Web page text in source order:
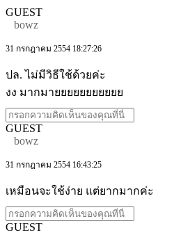
GUEST
bowz
31 กรกฎาคม 2554 18:27:26
ปล. ไม่มีวิธีใช้ด้วยค่ะ
งง มากมายยยยยยยยยยย
GUEST
bowz
31 กรกฎาคม 2554 16:43:25
เหมือนจะใช้ง่าย แต่ยากมากค่ะ
GUEST